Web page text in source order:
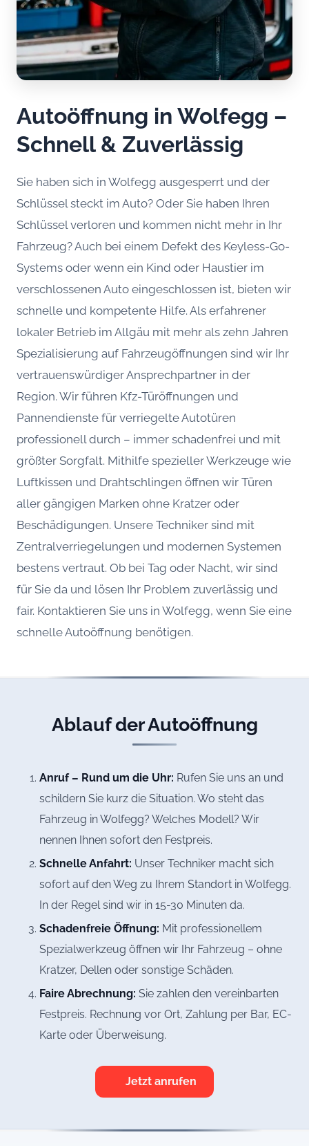
Autoöffnung in Wolfegg –
Schnell & Zuverlässig
Sie haben sich in Wolfegg ausgesperrt und der
Schlüssel steckt im Auto? Oder Sie haben Ihren
Schlüssel verloren und kommen nicht mehr in Ihr
Fahrzeug? Auch bei einem Defekt des Keyless-Go-
Systems oder wenn ein Kind oder Haustier im
verschlossenen Auto eingeschlossen ist, bieten wir
schnelle und kompetente Hilfe. Als erfahrener
lokaler Betrieb im Allgäu mit mehr als zehn Jahren
Spezialisierung auf Fahrzeugöffnungen sind wir Ihr
vertrauenswürdiger Ansprechpartner in der
Region. Wir führen Kfz-Türöffnungen und
Pannendienste für verriegelte Autotüren
professionell durch – immer schadenfrei und mit
größter Sorgfalt. Mithilfe spezieller Werkzeuge wie
Luftkissen und Drahtschlingen öffnen wir Türen
aller gängigen Marken ohne Kratzer oder
Beschädigungen. Unsere Techniker sind mit
Zentralverriegelungen und modernen Systemen
bestens vertraut. Ob bei Tag oder Nacht, wir sind
für Sie da und lösen Ihr Problem zuverlässig und
fair. Kontaktieren Sie uns in Wolfegg, wenn Sie eine
schnelle Autoöffnung benötigen.
Ablauf der Autoöffnung
Anruf – Rund um die Uhr: Rufen Sie uns an und
schildern Sie kurz die Situation. Wo steht das
Fahrzeug in Wolfegg? Welches Modell? Wir
nennen Ihnen sofort den Festpreis.
Schnelle Anfahrt: Unser Techniker macht sich
sofort auf den Weg zu Ihrem Standort in Wolfegg.
In der Regel sind wir in 15-30 Minuten da.
Schadenfreie Öffnung: Mit professionellem
Spezialwerkzeug öffnen wir Ihr Fahrzeug – ohne
Kratzer, Dellen oder sonstige Schäden.
Faire Abrechnung: Sie zahlen den vereinbarten
Festpreis. Rechnung vor Ort, Zahlung per Bar, EC-
Karte oder Überweisung.
Jetzt anrufen